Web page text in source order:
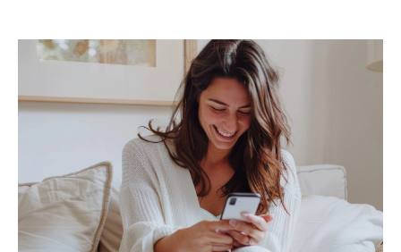
obilières à Saint-Priest, un suivi personnalisé
et des outils professionnels, nous mettons
toutes les chances de votre côté pour
rapidement et au meilleur prix.
Trouver une location, c’est trouver un
lieu de vie
À la recherche d’unappartement à louer à